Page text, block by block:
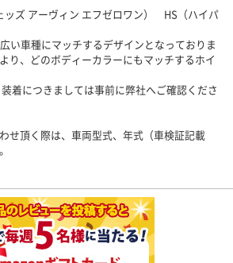
ッズ アーヴィン エフゼロワン） HS（ハイパ
い車種にマッチするデザインとなっておりま
り、どのボディーカラーにもマッチするホイ
着につきましては事前に弊社へご確認くださ
せ頂く際は、車両型式、年式（車検証記載